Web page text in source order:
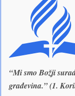
“Mi smo Božji
građevina.” (1.